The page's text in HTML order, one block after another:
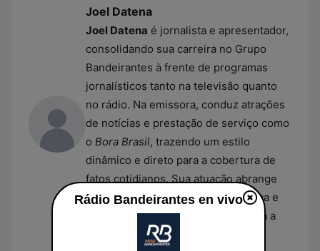
Joel Datena
Joel Datena é jornalista e apresentador,
consolidando sua carreira no Grupo
Bandeirantes à frente de programas
jornalísticos tanto na televisão quanto
no rádio. Na emissora, conduz atrações
de notícias e prestação de serviço como
o Bora Brasil, trazendo um estilo
dinâmico e direto para a cobertura de
fatos cotidianos. Sua atuação abrange
temas de segurança pública, política e
os principais acontecimentos do dia a
Rádio Bandeirantes en vivo